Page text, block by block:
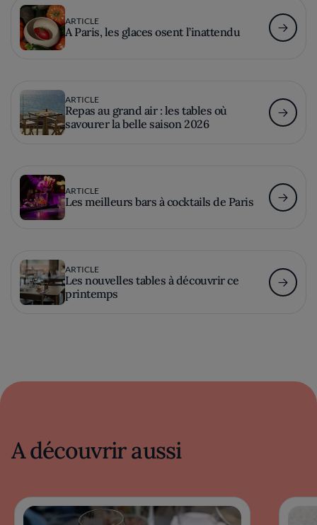
ARTICLE
A Paris, les glaces osent l’inattendu
ARTICLE
Repas au grand air : les tables où
savourer la belle saison 2026
ARTICLE
Les meilleurs bars à cocktails de Paris
ARTICLE
Les nouvelles tables à découvrir ce
printemps
A découvrir aussi